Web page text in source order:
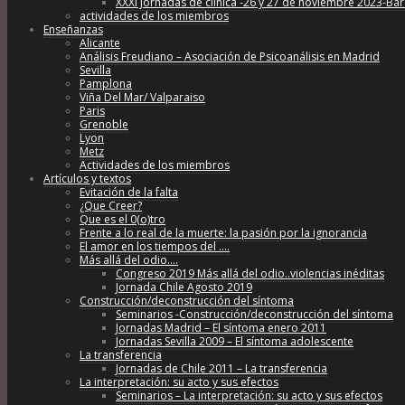
actividades de los miembros
Enseñanzas
Alicante
Análisis Freudiano – Asociación de Psicoanálisis en Madrid
Sevilla
Pamplona
Viña Del Mar/ Valparaiso
Paris
Grenoble
Lyon
Metz
Actividades de los miembros
Artículos y textos
Evitación de la falta
¿Que Creer?
Que es el 0(o)tro
Frente a lo real de la muerte: la pasión por la ignorancia
El amor en los tiempos del ….
Más allá del odio….
Congreso 2019 Más allá del odio..violencias inéditas
Jornada Chile Agosto 2019
Construcción/deconstrucción del síntoma
Seminarios -Construcción/deconstrucción del síntoma
Jornadas Madrid – El síntoma enero 2011
Jornadas Sevilla 2009 – El síntoma adolescente
La transferencia
Jornadas de Chile 2011 – La transferencia
La interpretación: su acto y sus efectos
Seminarios – La interpretación: su acto y sus efectos